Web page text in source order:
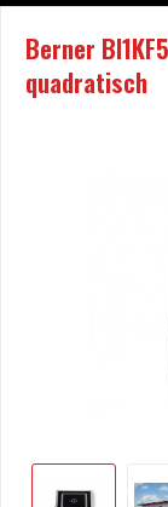
Berner
quadratisch